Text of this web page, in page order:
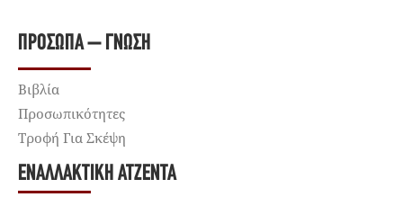
ΠΡΌΣΩΠΑ – ΓΝΏΣΗ
Βιβλία
Προσωπικότητες
Τροφή Για Σκέψη
ΕΝΑΛΛΑΚΤΙΚΉ ΑΤΖΈΝΤΑ